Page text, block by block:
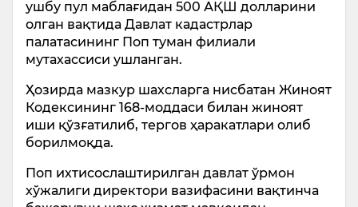
ушбу пул маблағидан 500 АҚШ долларини
олган вақтида Давлат кадастрлар
палатасининг Поп туман филиали
мутахассиси ушланган.
Ҳозирда мазкур шахсларга нисбатан Жиноят
Кодексининг 168-моддаси билан жиноят
иши қўзғатилиб, тергов ҳаракатлари олиб
борилмоқда.
Поп ихтисослаштирилган давлат ўрмон
хўжалиги директори вазифасини вақтинча